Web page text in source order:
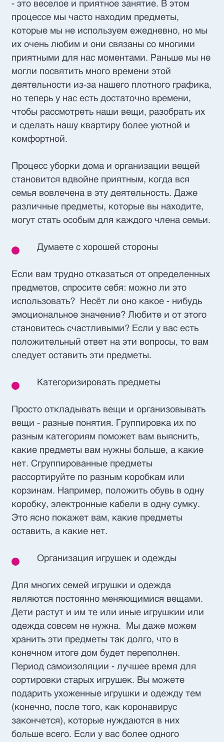
- это веселое и приятное занятие. В этом
процессе мы часто находим предметы,
которые мы не используем ежедневно, но мы
их очень любим и они связаны со многими
приятными для нас моментами. Раньше мы не
могли посвятить много времени этой
деятельности из-за нашего плотного графика,
но теперь у нас есть достаточно времени,
чтобы рассмотреть наши вещи, разобрать их
и сделать нашу квартиру более уютной и
комфортной.
Процесс уборки дома и организации вещей
становится вдвойне приятным, когда вся
семья вовлечена в эту деятельность. Даже
различные предметы, которые вы находите,
могут стать особым для каждого члена семьи.
Думаете с хорошей стороны
Если вам трудно отказаться от определенных
предметов, спросите себя: можно ли это
использовать? Несёт ли оно какое - нибудь
эмоциональное значение? Любите и от этого
становитесь счастливыми? Если у вас есть
положительный ответ на эти вопросы, то вам
следует оставить эти предметы.
Категоризировать предметы
Просто откладывать вещи и организовывать
вещи - разные понятия. Группировка их по
разным категориям поможет вам выяснить,
какие предметы вам нужны больше, а какие
нет. Сгруппированные предметы
рассортируйте по разным коробкам или
корзинам. Например, положить обувь в одну
коробку, электронные кабели в одну сумку.
Это ясно покажет вам, какие предметы
оставить, а какие нет.
Организация игрушек и одежды
Для многих семей игрушки и одежда
являются постоянно меняющимися вещами.
Дети растут и им те или иные игрушкии или
одежда совсем не нужна. Мы даже можем
хранить эти предметы так долго, что в
конечном итоге дом будет переполнен.
Период самоизоляции - лучшее время для
сортировки старых игрушек. Вы можете
подарить ухоженные игрушки и одежду тем
(конечно, после того, как коронавирус
закончется), которые нуждаются в них
больше всего. Если у вас более одного